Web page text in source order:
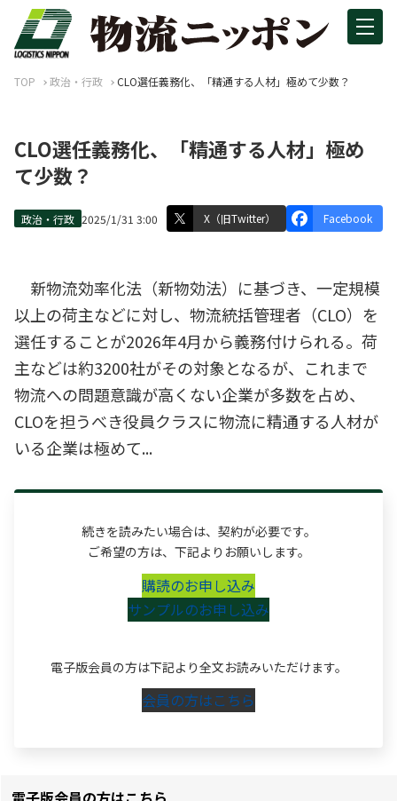
TOP 政治・行政 CLO選任義務化、「精通する人材」極めて少数？
CLO選任義務化、「精通する人材」極め
て少数？
政治・行政 2025/1/31 3:00 X（旧Twitter） Facebook
新物流効率化法（新物効法）に基づき、一定規模
以上の荷主などに対し、物流統括管理者（CLO）を
選任することが2026年4月から義務付けられる。荷
主などは約3200社がその対象となるが、これまで
物流への問題意識が高くない企業が多数を占め、
CLOを担うべき役員クラスに物流に精通する人材が
いる企業は極めて...
続きを読みたい場合は、契約が必要です。
ご希望の方は、下記よりお願いします。
購読のお申し込み
サンプルのお申し込み
電子版会員の方は下記より全文お読みいただけます。
会員の方はこちら